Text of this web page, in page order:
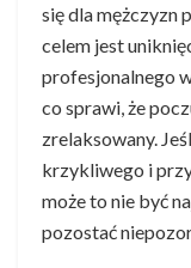
się dla mężczyzn
celem jest
profesjonalnego
co sprawi, że
zrelaksowany.
krzykliwego i
może to nie być
pozostać